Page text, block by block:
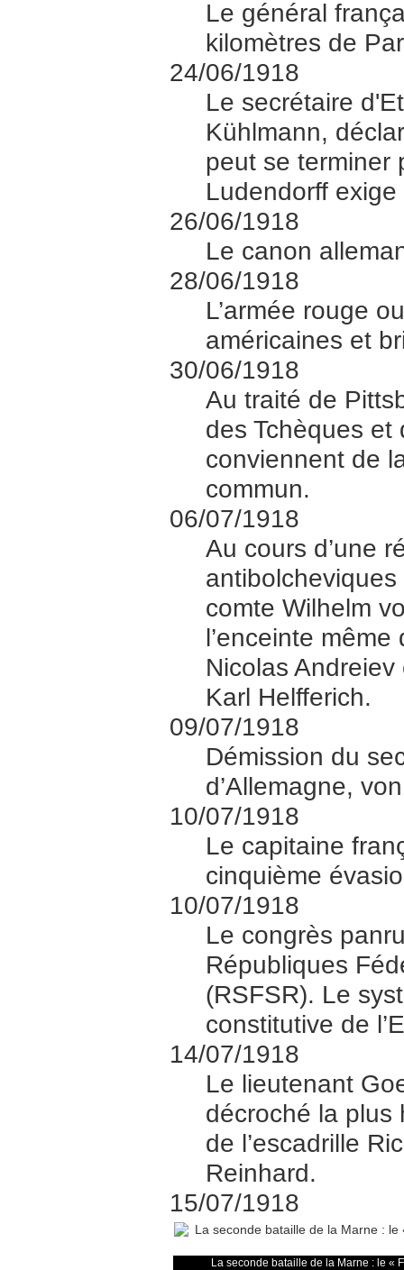
Le général
kilomètres de
24/06/1918
Le secrétaire
Kühlmann,
peut se terminer
Ludendorff
26/06/1918
Le canon
28/06/1918
L’armée rouge
américaines et
30/06/1918
Au traité de
des Tchèques et
conviennent de
commun.
06/07/1918
Au cours d’une
antibolcheviques
comte Wilhelm
l’enceinte
Nicolas
Karl Helfferich.
09/07/1918
Démission du
d’Allemagne,
10/07/1918
Le capitaine
cinquième
10/07/1918
Le congrès
Républiques
(RSFSR). Le
constitutive de
14/07/1918
Le lieutenant
décroché la plus
de l’escadrille
Reinhard.
15/07/1918
La seconde bataille de la Marne : le «